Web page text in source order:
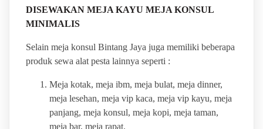
DISEWAKAN MEJA KAYU MEJA KONSUL
MINIMALIS
Selain meja konsul Bintang Jaya juga memiliki beberapa
produk sewa alat pesta lainnya seperti :
Meja kotak, meja ibm, meja bulat, meja dinner,
meja lesehan, meja vip kaca, meja vip kayu, meja
panjang, meja konsul, meja kopi, meja taman,
meja bar, meja rapat.